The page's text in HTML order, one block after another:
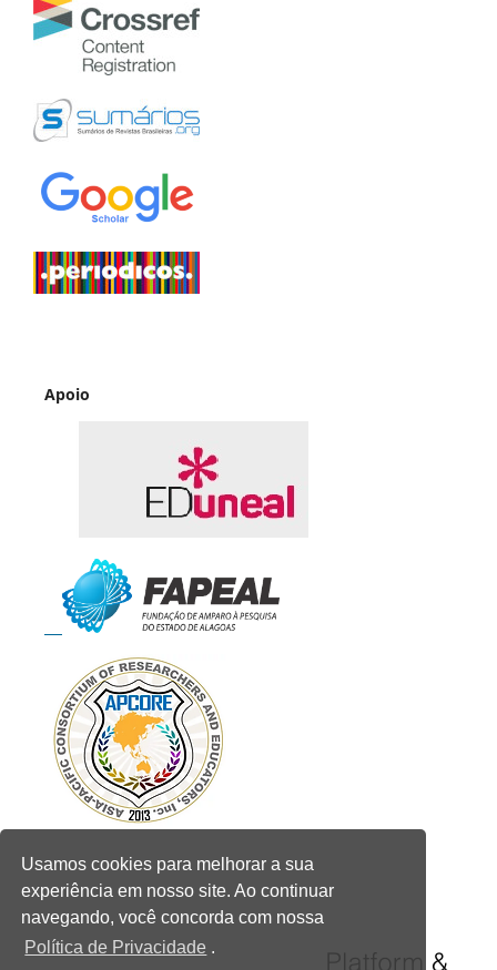
Usamos cookies para melhorar a sua
experiência em nosso site. Ao continuar
navegando, você concorda com nossa
Política de Privacidade .
Apoio